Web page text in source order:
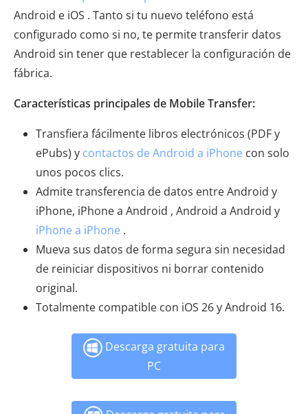
Android e iOS . Tanto si tu nuevo teléfono está
configurado como si no, te permite transferir datos
Android sin tener que restablecer la configuración de
fábrica.
Características principales de Mobile Transfer:
Transfiera fácilmente libros electrónicos (PDF y
ePubs) y contactos de Android a iPhone con solo
unos pocos clics.
Admite transferencia de datos entre Android y
iPhone, iPhone a Android , Android a Android y
iPhone a iPhone .
Mueva sus datos de forma segura sin necesidad
de reiniciar dispositivos ni borrar contenido
original.
Totalmente compatible con iOS 26 y Android 16.
Descarga gratuita para
PC